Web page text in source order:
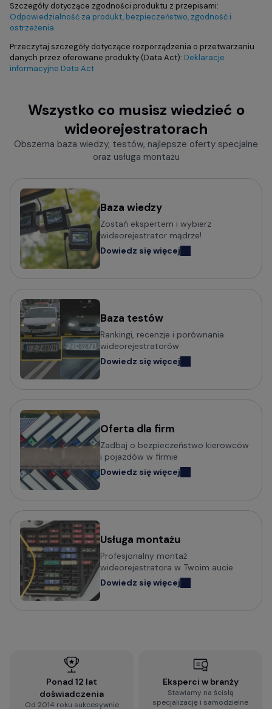
Szczegóły dotyczące zgodności produktu z przepisami:
Odpowiedzialność za produkt, bezpieczeństwo, zgodność i
ostrzeżenia
Przeczytaj szczegóły dotyczące rozporządzenia o przetwarzaniu
danych przez oferowane produkty (Data Act): Deklaracje
informacyjne Data Act
Wszystko co musisz wiedzieć o
wideorejestratorach
Obszerna baza wiedzy, testów, najlepsze oferty specjalne
oraz usługa montażu
Baza wiedzy
Zostań ekspertem i wybierz
wideorejestrator mądrze!
Dowiedz się więcej
Baza testów
Rankingi, recenzje i porównania
wideorejestratorów
Dowiedz się więcej
Oferta dla firm
Zadbaj o bezpieczeństwo kierowców
i pojazdów w firmie
Dowiedz się więcej
Usługa montażu
Profesjonalny montaż
wideorejestratora w Twoim aucie
Dowiedz się więcej
Ponad 12 lat
doświadczenia
Od 2014 roku sukcesywnie
Eksperci w branży
Stawiamy na ścisłą
specjalizację i samodzielne